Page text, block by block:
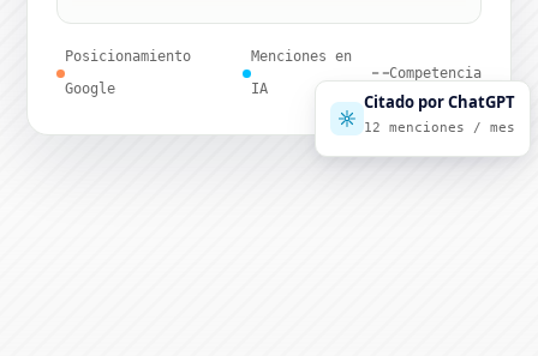
Posicionamiento
Google
Menciones en
IA
Competencia
Citado por ChatGPT
12 menciones / mes